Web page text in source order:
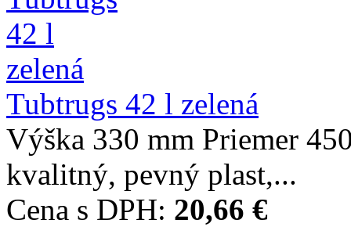
Tubtrugs 42 l zelená
Výška 330 mm Priemer
kvalitný, pevný plast,...
Cena s DPH: 20,66 €